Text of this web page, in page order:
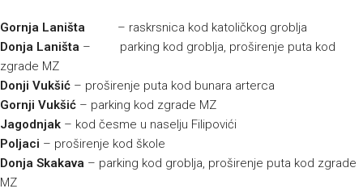
Gornja Laništa – raskrsnica kod katoličkog groblja
Donja Laništa – parking kod groblja, proširenje puta kod
zgrade MZ
Donji Vukšić – proširenje puta kod bunara arterca
Gornji Vukšić – parking kod zgrade MZ
Jagodnjak – kod česme u naselju Filipovići
Poljaci – proširenje kod škole
Donja Skakava – parking kod groblja, proširenje puta kod zgrade
MZ